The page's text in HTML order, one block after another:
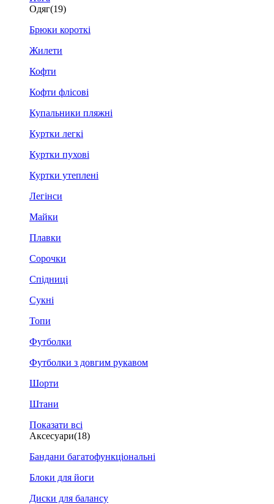
Одяг(19)
Брюки короткі
Жилети
Кофти
Кофти флісові
Купальники пляжні
Куртки легкі
Куртки пухові
Куртки утеплені
Легінси
Майки
Плавки
Сорочки
Спідниці
Сукні
Топи
Футболки
Футболки з довгим рукавом
Шорти
Штани
Показати всі
Аксесуари(18)
Бандани багатофункціональні
Блоки для йоги
Диски для балансу